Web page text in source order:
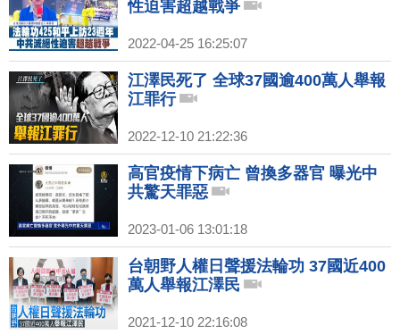
性迫害超越戰爭
2022-04-25 16:25:07
江澤民死了 全球37國逾400萬人舉報
江罪行
2022-12-10 21:22:36
高官疫情下病亡 曾換多器官 曝光中
共驚天罪惡
2023-01-06 13:01:18
台朝野人權日聲援法輪功 37國近400
萬人舉報江澤民
2021-12-10 22:16:08